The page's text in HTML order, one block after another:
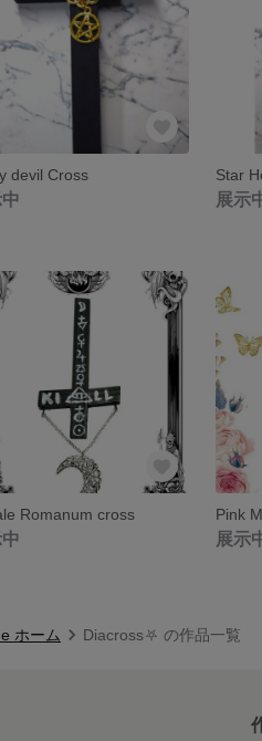
devil Cross Star
展示
Romanum cross Pink
展示
ホーム Diacross⛧ の作品一覧